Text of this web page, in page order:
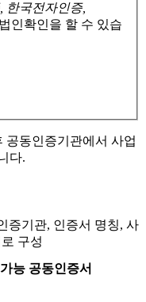
한국전자인증,
법인확인을 할 수 있습
공동인증기관에서 사업
다.
증기관, 인증서 명칭, 사
구성
능 공동인증서